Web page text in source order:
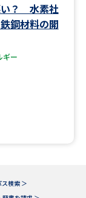
国一斉進学調査
い？ 水素社
鋼材料の開
ギー
検索 ＞